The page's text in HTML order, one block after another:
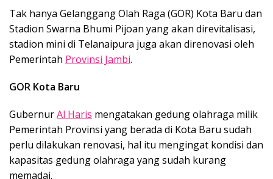
Tak hanya Gelanggang Olah Raga (GOR) Kota Baru dan
Stadion Swarna Bhumi Pijoan yang akan direvitalisasi,
stadion mini di Telanaipura juga akan direnovasi oleh
Pemerintah Provinsi Jambi.
GOR Kota Baru
GubernurAl Haris mengatakan gedung olahraga milik
Pemerintah Provinsi yang berada di Kota Baru sudah
perlu dilakukan renovasi, hal itu mengingat kondisi dan
kapasitas gedung olahraga yang sudah kurang
memadai.